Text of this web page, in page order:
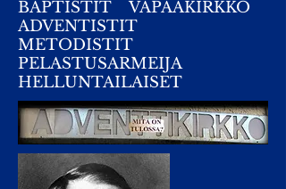
BAPTISTIT
VAPAAKIRKKO
ADVENTISTIT
METODISTIT
PELASTUSARMEIJA
HELLUNTAILAISET